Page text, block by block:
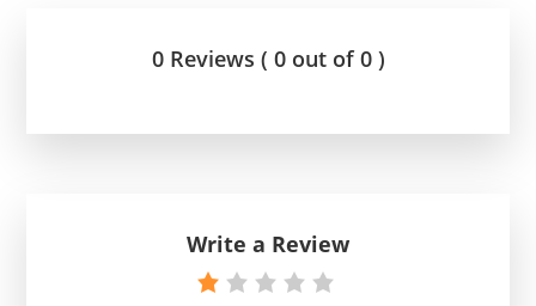
0 Reviews ( 0 out of 0 )
Write a Review